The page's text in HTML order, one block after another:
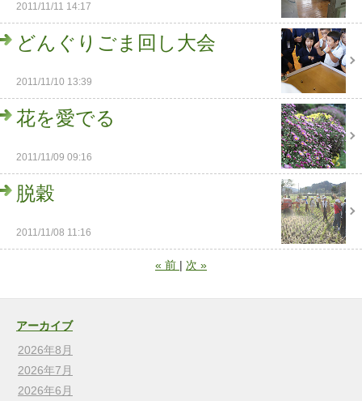
2011/11/11 14:17
どんぐりごま回し大会
2011/11/10 13:39
花を愛でる
2011/11/09 09:16
脱穀
2011/11/08 11:16
« 前 次 »
アーカイブ
2026年8月
2026年7月
2026年6月